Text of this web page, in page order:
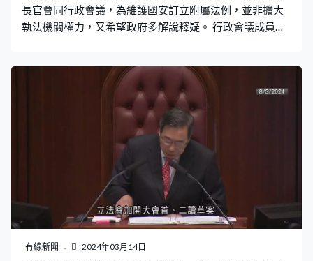
長官會同行政會議，為維護國安訂立附屬法例，並非擴大
執法機關權力，又希望政府多解說釋疑。 行政會議成員湯
的罰則。我留意到很多傳媒都留意，附屬法例可能涵蓋管
理外國傳媒層面，這會直接影響香港新聞自由形象，既然
如此特區政府應該小心處理，多加解說。」
有線新聞 2024年03月14日